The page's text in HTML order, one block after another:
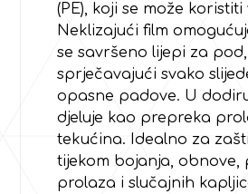
(PE), koji se može
Neklizajući film
se savršeno lijepi za pod,
sprječavajući svako
opasne padove. U
djeluje kao prepreka
tekućina. Idealno za
tijekom bojanja, obnove,
prolaza i slučajnih